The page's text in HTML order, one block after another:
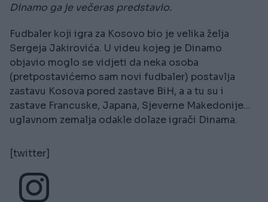
Dinamo ga je večeras predstavio.
Fudbaler koji igra za Kosovo bio je velika želja
Sergeja Jakirovića. U videu kojeg je Dinamo
objavio moglo se vidjeti da neka osoba
(pretpostavićemo sam novi fudbaler) postavlja
zastavu Kosova pored zastave BiH, a a tu su i
zastave Francuske, Japana, Sjeverne Makedonije...
uglavnom zemalja odakle dolaze igrači Dinama.
[twitter]